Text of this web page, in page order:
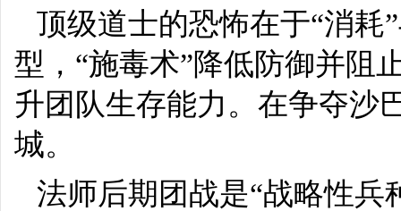
顶级道士的恐怖在于“消耗
型，“施毒术”降低防御并阻
升团队生存能力。在争夺沙
城。
法师后期团战是“战略性兵